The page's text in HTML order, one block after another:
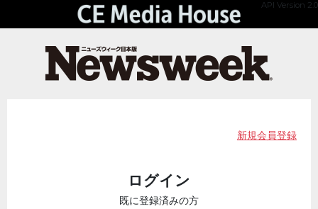
API Version 2.0
新規会員登録
ログイン
既に登録済みの方